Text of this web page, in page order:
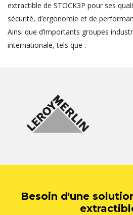
extractible de STOCK3P pour ses
sécurité, d’ergonomie et de
Ainsi que d’importants groupes
internationale, tels que :
Besoin d'une